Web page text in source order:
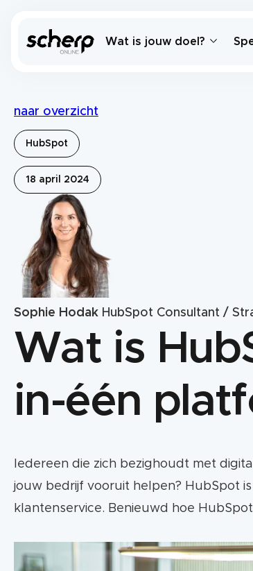
Wat is jouw doel?
naar overzicht
HubSpot
18 april 2024
Sophie Hodak HubSpot Consultant /
Wat is
in-één
Iedereen die zich bezighoudt met
jouw bedrijf vooruit helpen? HubSpot
klantenservice. Benieuwd hoe